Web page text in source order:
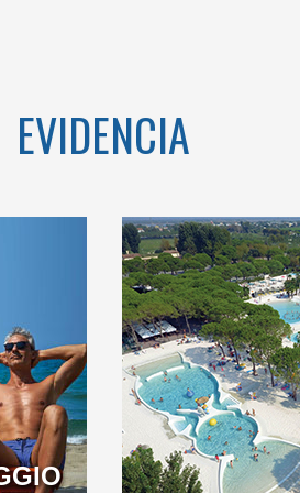
EVIDENCIA
WELCOME TO THE
FIRST 5 STAR CAMPING
IN ITALY